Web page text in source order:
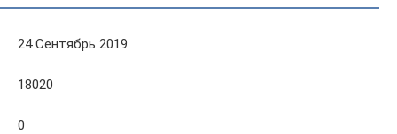
24 Сентябрь 2019
18020
0